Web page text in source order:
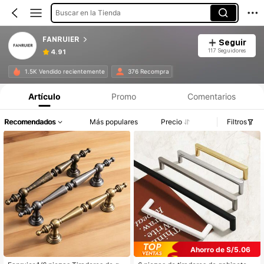
Buscar en la Tienda
FANRUIER
4.91
Seguir
117 Seguidores
1.5K Vendido recientemente 376 Recompra
Artículo Promo Comentarios
Recomendados Más populares Precio Filtros
Ahorro de S/5.06